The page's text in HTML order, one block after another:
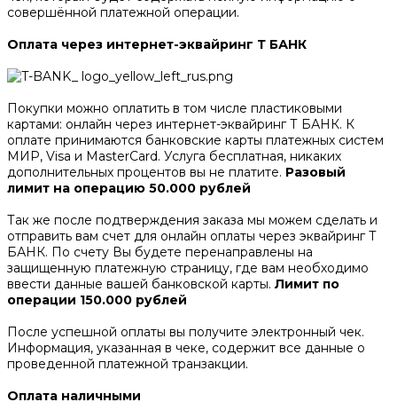
совершённой платежной операции.
Оплата через интернет-эквайринг Т БАНК
Покупки можно оплатить в том числе пластиковыми
картами: онлайн через интернет-эквайринг Т БАНК. К
оплате принимаются банковские карты платежных систем
МИР, Visa и MasterCard. Услуга бесплатная, никаких
дополнительных процентов вы не платите. Разовый
лимит на операцию 50.000 рублей
Так же после подтверждения заказа мы можем сделать и
отправить вам счет для онлайн оплаты через эквайринг Т
БАНК. По счету Вы будете перенаправлены на
защищенную платежную страницу, где вам необходимо
ввести данные вашей банковской карты. Лимит по
операции 150.000 рублей
После успешной оплаты вы получите электронный чек.
Информация, указанная в чеке, содержит все данные о
проведенной платежной транзакции.
Оплата наличными